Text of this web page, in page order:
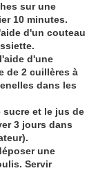
sur une
10 minutes.
d'un couteau
d'une
de 2 cuillères à
dans les
sucre et le jus de
3 jours dans
une
Servir